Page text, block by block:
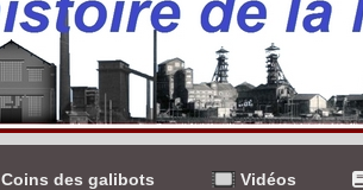
Coins des galibots Vidéos